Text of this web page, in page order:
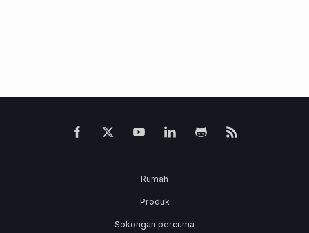
Rumah
Produk
Sokongan percuma